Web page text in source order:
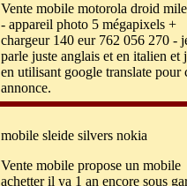
Vente mobile motorola droid
- appareil photo 5 mégapixels +
chargeur 140 eur 762 056 270 -
parle juste anglais et en italien et
en utilisant google translate pour
annonce.
mobile sleide silvers nokia
Vente mobile propose un mobile
achetter il ya 1 an encore sous